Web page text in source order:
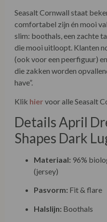
Seasalt Cornwall staat
comfortabel zijn én mooi
slim: boothals, een zachte
die mooi uitloopt. Klanten
(ook voor een peerfiguur)
die zakken worden
have”.
Klik hier voor alle Seasalt
Details April
Shapes Dark
Materiaal: 96%
(jersey)
Pasvorm: Fit & flare
Halslijn: Boothals